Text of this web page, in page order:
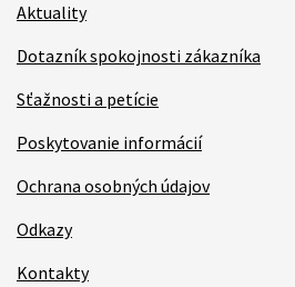
Aktuality
Dotazník spokojnosti zákazníka
Sťažnosti a petície
Poskytovanie informácií
Ochrana osobných údajov
Odkazy
Kontakty